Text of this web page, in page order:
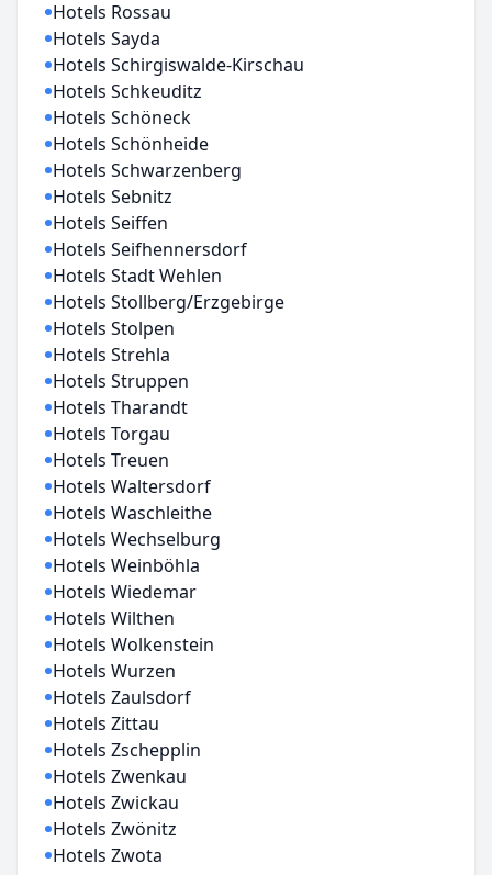
Hotels Rossau
Hotels Sayda
Hotels Schirgiswalde-Kirschau
Hotels Schkeuditz
Hotels Schöneck
Hotels Schönheide
Hotels Schwarzenberg
Hotels Sebnitz
Hotels Seiffen
Hotels Seifhennersdorf
Hotels Stadt Wehlen
Hotels Stollberg/Erzgebirge
Hotels Stolpen
Hotels Strehla
Hotels Struppen
Hotels Tharandt
Hotels Torgau
Hotels Treuen
Hotels Waltersdorf
Hotels Waschleithe
Hotels Wechselburg
Hotels Weinböhla
Hotels Wiedemar
Hotels Wilthen
Hotels Wolkenstein
Hotels Wurzen
Hotels Zaulsdorf
Hotels Zittau
Hotels Zschepplin
Hotels Zwenkau
Hotels Zwickau
Hotels Zwönitz
Hotels Zwota